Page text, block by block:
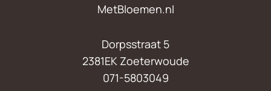
MetBloemen.nl
Dorpsstraat 5
2381EK Zoeterwoude
071-5803049